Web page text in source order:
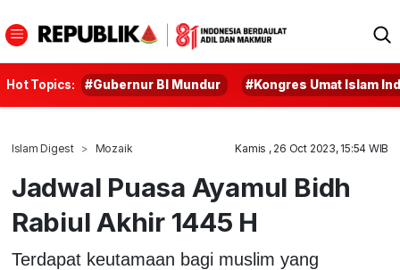
Hot Topics: #Gubernur BI Mundur #Kongres Umat Islam
Islam Digest Mozaik Kamis , 26 Oct 2023, 15:54 WIB
Jadwal Puasa Ayamul Bidh
Rabiul Akhir 1445 H
Terdapat keutamaan bagi muslim yang